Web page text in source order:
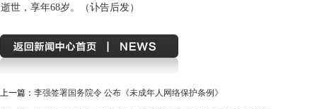
逝世，享年68岁。（讣告后发）
上一篇： 李强签署国务院令 公布《未成年人网络保护条例》